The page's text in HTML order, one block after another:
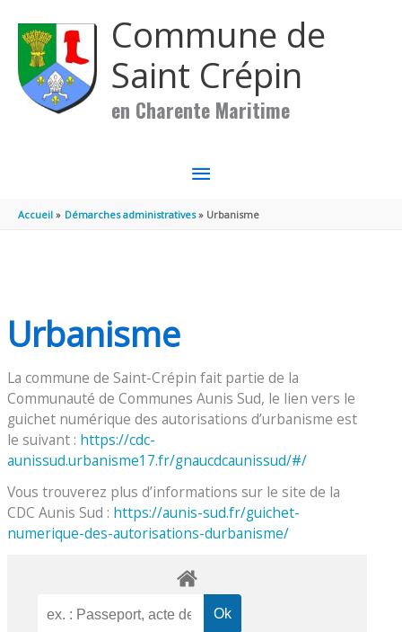
Commune de
Saint Crépin
en Charente Maritime
MENU
PRINCIPAL
Accueil Démarches administratives Urbanisme
Urbanisme
La commune de Saint-Crépin fait partie de la
Communauté de Communes Aunis Sud, le lien vers le
guichet numérique des autorisations d’urbanisme est
le suivant : https://cdc-
aunissud.urbanisme17.fr/gnaucdcaunissud/#/
Vous trouverez plus d’informations sur le site de la
CDC Aunis Sud : https://aunis-sud.fr/guichet-
numerique-des-autorisations-durbanisme/